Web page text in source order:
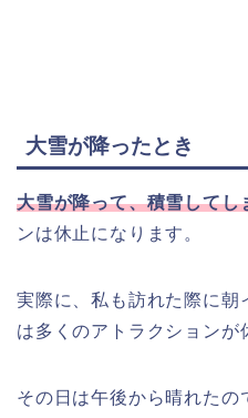
大雪が降ったとき
大雪が降って、積雪してし
ンは休止になります。
実際に、私も訪れた際に朝
は多くのアトラクションが
その日は午後から晴れたの